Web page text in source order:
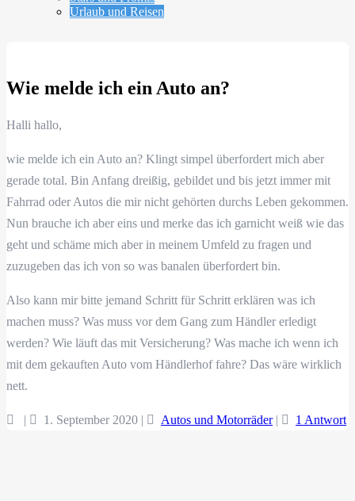
Urlaub und Reisen
Wie melde ich ein Auto an?
Halli hallo,
wie melde ich ein Auto an? Klingt simpel überfordert mich aber
gerade total. Bin Anfang dreißig, gebildet und bis jetzt immer mit
Fahrrad oder Autos die mir nicht gehörten durchs Leben gekommen.
Nun brauche ich aber eins und merke das ich garnicht weiß wie das
geht und schäme mich aber in meinem Umfeld zu fragen und
zuzugeben das ich von so was banalen überfordert bin.
Also kann mir bitte jemand Schritt für Schritt erklären was ich
machen muss? Was muss vor dem Gang zum Händler erledigt
werden? Wie läuft das mit Versicherung? Was mache ich wenn ich
mit dem gekauften Auto vom Händlerhof fahre? Das wäre wirklich
nett.
| 1. September 2020 | Autos und Motorräder| 1 Antwort